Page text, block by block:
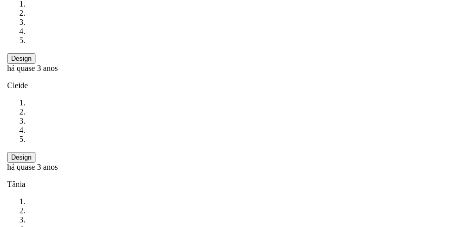
Design
há quase 3 anos
Cleide
Design
há quase 3 anos
Tânia